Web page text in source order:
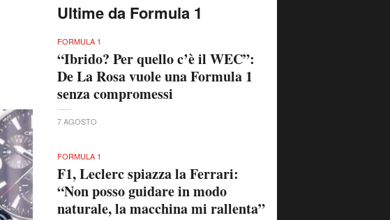
Ultime da Formula 1
FORMULA 1
“Ibrido? Per quello c’è il WEC”:
De La Rosa vuole una Formula 1
senza compromessi
7 AGOSTO
FORMULA 1
F1, Leclerc spiazza la Ferrari:
“Non posso guidare in modo
naturale, la macchina mi rallenta”